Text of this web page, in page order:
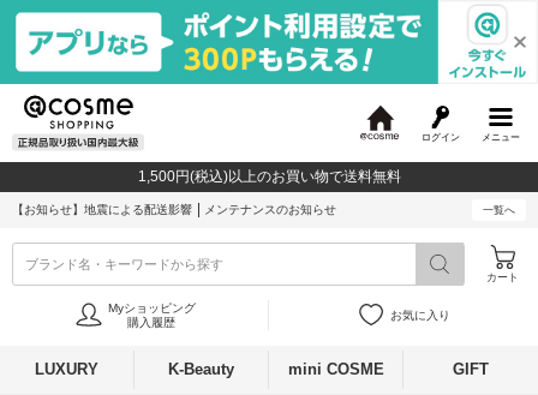
メニュー
ログイン
c
o
1,500円(税込)以上のお買い物で送料無料
【お知らせ】 地震による配送影響 メンテナンスのお知らせ 一覧へ
ブランド名・キーワードから探す
カート
Myショッピング
購入履歴
お気に入り
LUXURY K-Beauty mini COSME GIFT